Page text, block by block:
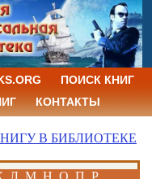
ПОИСК КНИГ
КОНТАКТЫ
В БИБЛИОТЕКЕ
Л М Н О П Р